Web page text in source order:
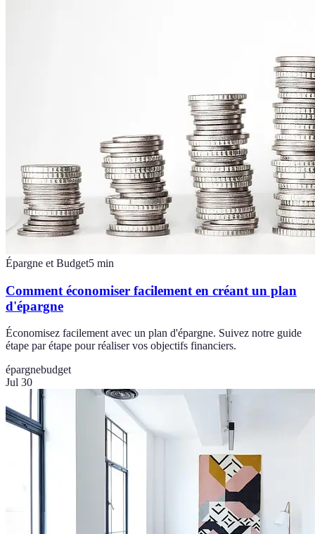
Épargne et Budget5 min
Comment économiser facilement en créant un plan
d'épargne
Économisez facilement avec un plan d'épargne. Suivez notre guide
étape par étape pour réaliser vos objectifs financiers.
épargnebudget
Jul 30